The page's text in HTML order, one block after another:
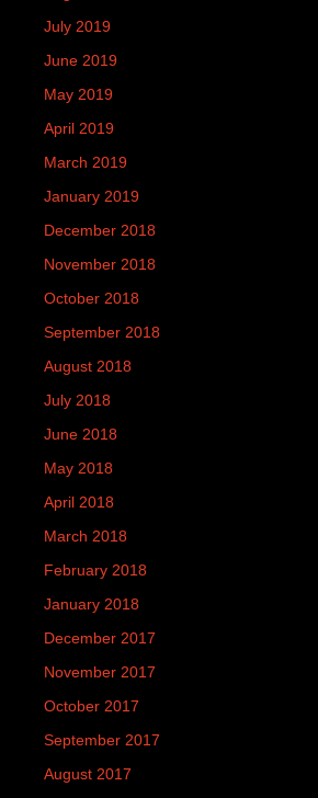
July 2019
June 2019
May 2019
April 2019
March 2019
January 2019
December 2018
November 2018
October 2018
September 2018
August 2018
July 2018
June 2018
May 2018
April 2018
March 2018
February 2018
January 2018
December 2017
November 2017
October 2017
September 2017
August 2017